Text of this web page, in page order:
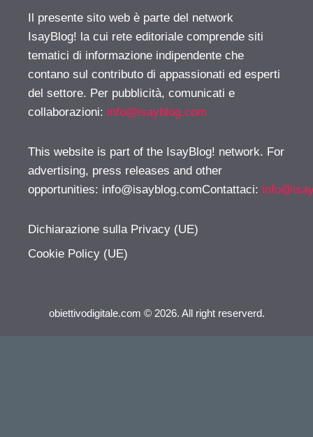
Il presente sito web è parte del network
IsayBlog! la cui rete editoriale comprende siti
tematici di informazione indipendente che
contano sul contributo di appassionati ed esperti
del settore. Per pubblicità, comunicati e
collaborazioni: info@isayblog.com
This website is part of the IsayBlog! network. For
advertising, press releases and other
opportunities: info@isayblog.comContattaci:
Dichiarazione sulla Privacy (UE)
Cookie Policy (UE)
obiettivodigitale.com © 2026. All right reserverd.